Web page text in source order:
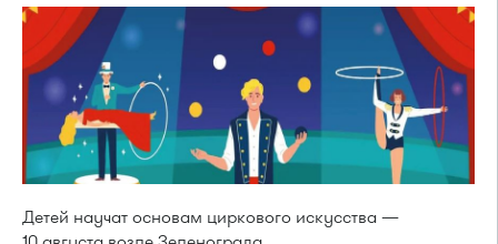
Детей научат основам циркового искусства —